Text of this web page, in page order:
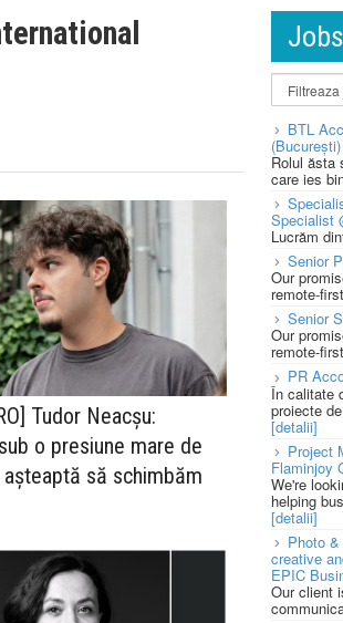
Tudor Neacșu:
o presiune mare de
să schimbăm
Jobs
BTL
(București)
Rolul ăsta
care ies
Specialist
Lucrăm
Senior
Our
remote-
Senior
Our
remote-
PR
În calitate
proiecte
[detalii]
Project
Flaminjoy
We're
helping
[detalii]
Photo
creative
EPIC
Our client